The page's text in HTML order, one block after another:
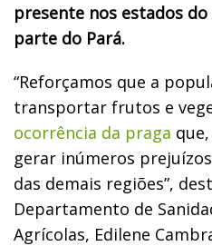
presente nos estados
parte do Pará.
“Reforçamos que a
transportar frutos e
ocorrência da praga
gerar inúmeros
das demais regiões”,
Departamento de
Agrícolas, Edilene